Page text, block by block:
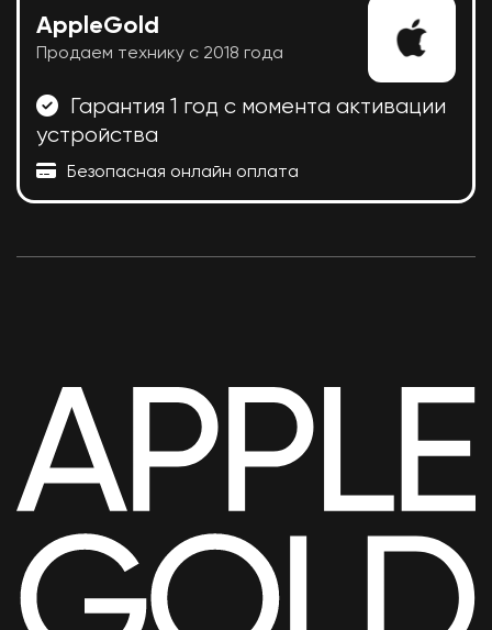
AppleGold
Продаем технику с 2018 года
Гарантия 1 год с момента активации
устройства
Безопасная онлайн оплата